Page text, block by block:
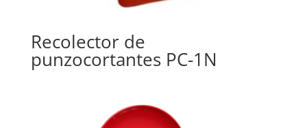
Recolector de
punzocortantes PC-1N